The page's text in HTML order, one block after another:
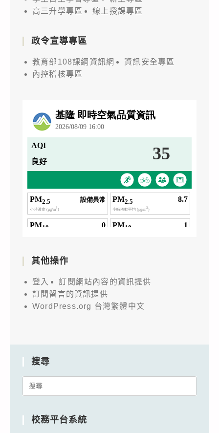
高三升學專區
線上授課專區
政令宣導專區
教育部108課綱資訊網
資訊安全專區
內控稽核專區
其他操作
登入
訂閱網站內容的資訊提供
訂閱留言的資訊提供
WordPress.org 台灣繁體中文
搜尋
Search
校務平台系統